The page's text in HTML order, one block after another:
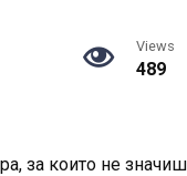
Views
489
за които не